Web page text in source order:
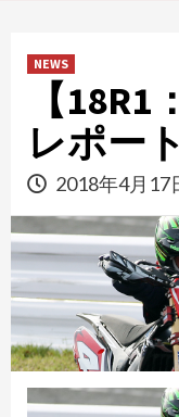
NEWS
【
レポート
2018年4月17